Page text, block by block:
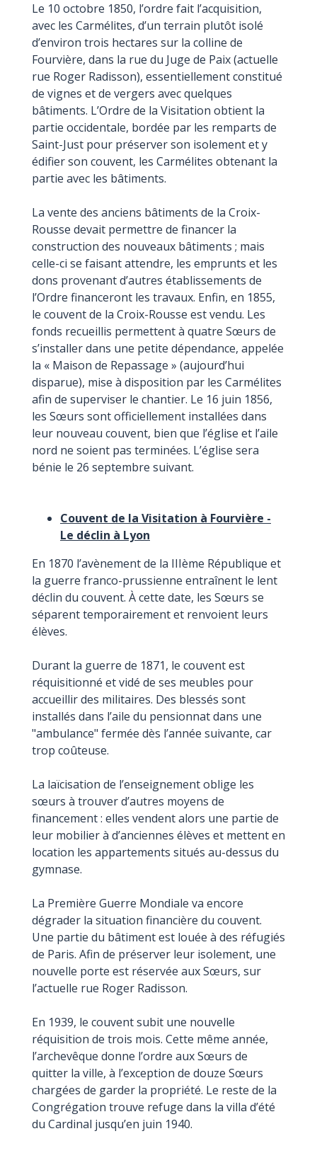
Le 10 octobre 1850, l’ordre fait l’acquisition,
avec les Carmélites, d’un terrain plutôt isolé
d’environ trois hectares sur la colline de
Fourvière, dans la rue du Juge de Paix (actuelle
rue Roger Radisson), essentiellement constitué
de vignes et de vergers avec quelques
bâtiments. L’Ordre de la Visitation obtient la
partie occidentale, bordée par les remparts de
Saint-Just pour préserver son isolement et y
édifier son couvent, les Carmélites obtenant la
partie avec les bâtiments.
La vente des anciens bâtiments de la Croix-
Rousse devait permettre de financer la
construction des nouveaux bâtiments ; mais
celle-ci se faisant attendre, les emprunts et les
dons provenant d’autres établissements de
l’Ordre financeront les travaux. Enfin, en 1855,
le couvent de la Croix-Rousse est vendu. Les
fonds recueillis permettent à quatre Sœurs de
s’installer dans une petite dépendance, appelée
la « Maison de Repassage » (aujourd’hui
disparue), mise à disposition par les Carmélites
afin de superviser le chantier. Le 16 juin 1856,
les Sœurs sont officiellement installées dans
leur nouveau couvent, bien que l’église et l’aile
nord ne soient pas terminées. L’église sera
bénie le 26 septembre suivant.
Couvent de la Visitation à Fourvière -
Le déclin à Lyon
En 1870 l’avènement de la IIIème République et
la guerre franco-prussienne entraînent le lent
déclin du couvent. À cette date, les Sœurs se
séparent temporairement et renvoient leurs
élèves.
Durant la guerre de 1871, le couvent est
réquisitionné et vidé de ses meubles pour
accueillir des militaires. Des blessés sont
installés dans l’aile du pensionnat dans une
"ambulance" fermée dès l’année suivante, car
trop coûteuse.
La laïcisation de l’enseignement oblige les
sœurs à trouver d’autres moyens de
financement : elles vendent alors une partie de
leur mobilier à d’anciennes élèves et mettent en
location les appartements situés au-dessus du
gymnase.
La Première Guerre Mondiale va encore
dégrader la situation financière du couvent.
Une partie du bâtiment est louée à des réfugiés
de Paris. Afin de préserver leur isolement, une
nouvelle porte est réservée aux Sœurs, sur
l’actuelle rue Roger Radisson.
En 1939, le couvent subit une nouvelle
réquisition de trois mois. Cette même année,
l’archevêque donne l’ordre aux Sœurs de
quitter la ville, à l’exception de douze Sœurs
chargées de garder la propriété. Le reste de la
Congrégation trouve refuge dans la villa d’été
du Cardinal jusqu’en juin 1940.